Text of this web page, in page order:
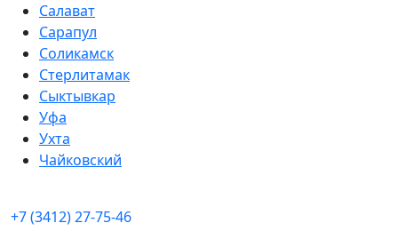
Салават
Сарапул
Соликамск
Стерлитамак
Сыктывкар
Уфа
Ухта
Чайковский
+7 (3412) 27-75-46